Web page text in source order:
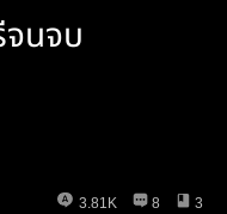
นจบ
3.81K 8 3